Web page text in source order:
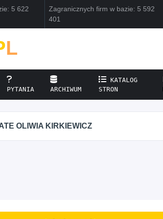
5 622
Zagranicznych firm w bazie: 5 592
401
L
PYTANIA ARCHIWUM
KATALOG
STRON
OLIWIA KIRKIEWICZ